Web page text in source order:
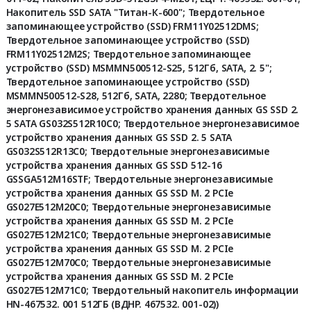
Накопитель SSD SATA "Титан-К-600"; Твердотельное
запоминающее устройство (SSD) FRM11Y02512DMS;
Твердотельное запоминающее устройство (SSD)
FRM11Y02512M2S; Твердотельное запоминающее
устройство (SSD) MSMMN500512-S25, 512Гб, SATA, 2. 5";
Твердотельное запоминающее устройство (SSD)
MSMMN500512-S28, 512Гб, SATA, 2280; Твердотельное
энергонезависимое устройство хранения данных GS SSD 2.
5 SATA GS032S512R10С0; Твердотельное энергонезависимое
устройство хранения данных GS SSD 2. 5 SATA
GS032S512R13С0; Твердотельные энергонезависимые
устройства хранения данных GS SSD 512-16
GSSGA512M16STF; Твердотельные энергонезависимые
устройства хранения данных GS SSD M. 2 PCIe
GS027E512M20С0; Твердотельные энергонезависимые
устройства хранения данных GS SSD M. 2 PCIe
GS027E512M21С0; Твердотельные энергонезависимые
устройства хранения данных GS SSD M. 2 PCIe
GS027E512M70С0; Твердотельные энергонезависимые
устройства хранения данных GS SSD M. 2 PCIe
GS027E512M71С0; Твердотельный накопитель информации
HN-467532. 001 512ГБ (ВДНР. 467532. 001-02))